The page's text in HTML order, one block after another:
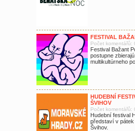
FESTIVAL
Počet komentářů:
Festival Bažant
postupne
multikultúrneho
HUDEBNÍ
ŠVIHOV
Počet komentářů:
Hudební festival
představí v
Švihov.